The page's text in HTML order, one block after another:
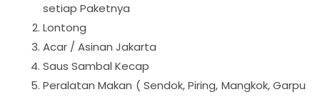
setiap Paketnya
Lontong
Acar / Asinan Jakarta
Saus Sambal Kecap
Peralatan Makan ( Sendok, Piring, Mangkok, Garpu